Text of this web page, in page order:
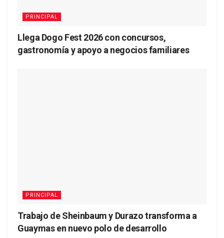
PRINCIPAL
Llega Dogo Fest 2026 con concursos,
gastronomía y apoyo a negocios familiares
PRINCIPAL
Trabajo de Sheinbaum y Durazo transforma a
Guaymas en nuevo polo de desarrollo